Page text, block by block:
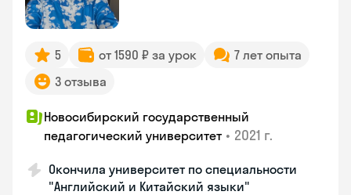
5 от 1590 ₽ за урок
7 лет опыта
3 отзыва
Новосибирский государственный
педагогический университет • 2021 г.
Окончила университет по специальности
"Английский и Китайский языки"